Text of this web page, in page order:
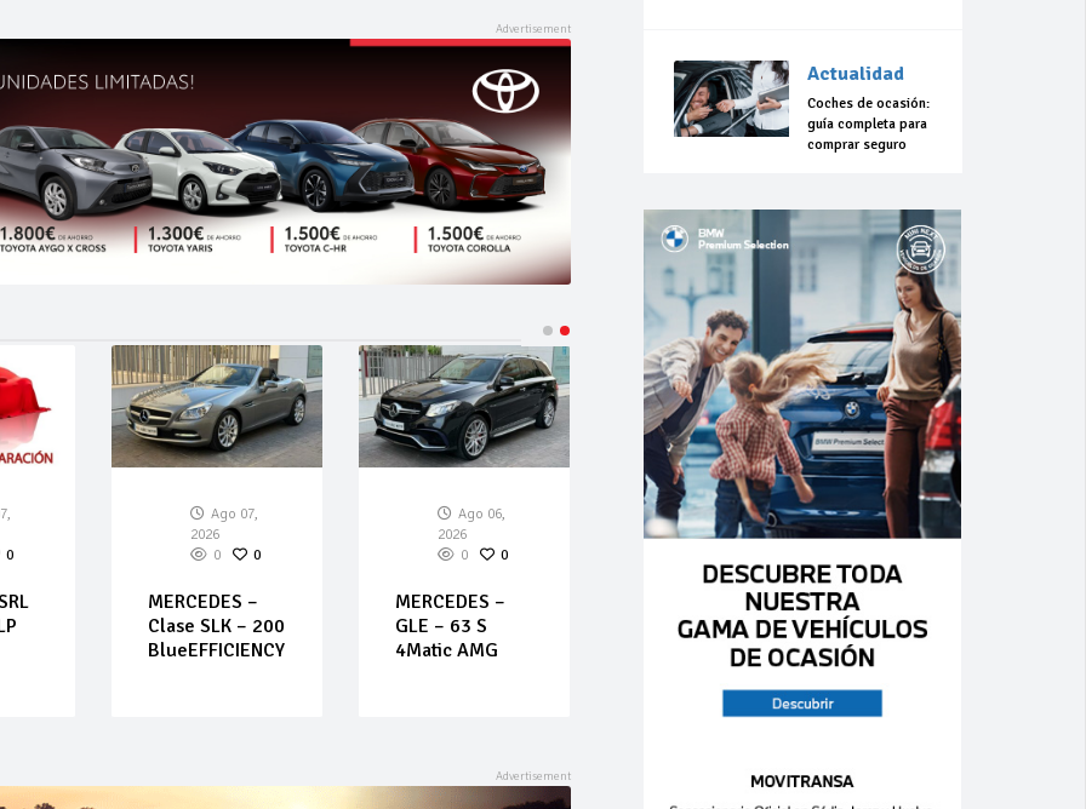
0
Ago 07,
2026
0
0
MERCEDES –
Clase SLK – 200
BlueEFFICIENCY
Ago 06,
2026
0
0
MERCEDES –
GLE – 63 S
4Matic AMG
Actualidad
Coches de ocasión:
guía completa para
comprar seguro